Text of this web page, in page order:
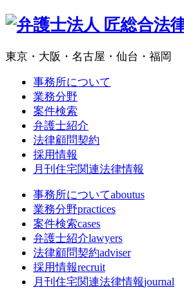
東京・大阪・名古屋・仙台・福岡
事務所について
業務分野
案件検索
弁護士紹介
法律顧問契約
採用情報
月刊住宅関連法律情報
事務所についてaboutus
業務分野practices
案件検索cases
弁護士紹介lawyers
法律顧問契約adviser
採用情報recruit
月刊住宅関連法律情報journal